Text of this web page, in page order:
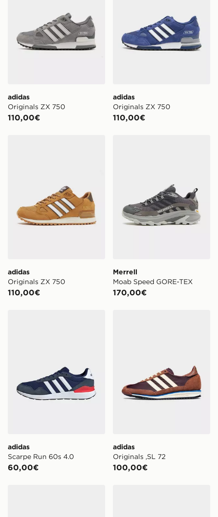
adidas
Originals ZX 750
110,00€
adidas
Originals ZX 750
110,00€
adidas
Originals ZX 750
110,00€
Merrell
Moab Speed GORE-TEX
170,00€
adidas
Scarpe Run 60s 4.0
60,00€
adidas
Originals ,SL 72
100,00€